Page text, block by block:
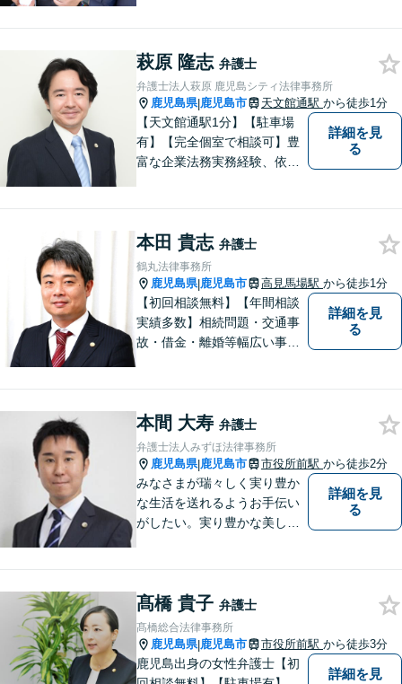
ひお問い合わせください】
【交通事故無料法律相談実施
中・電話相談・オンライン相
談可】
萩原 隆志 弁護士
弁護士法人萩原 鹿児島シティ法律事務所
鹿児島県|鹿児島市 天文館通駅 から徒歩1分
【天文館通駅1分】【駐車場
有】【完全個室で相談可】豊
富な企業法務実務経験、依頼
を傾け、依頼者の悩みに寄り
添って助言や提案を提供して
参ります。 お気軽にご相談く
ださい。
詳細を見
る
本田 貴志 弁護士
鶴丸法律事務所
鹿児島県|鹿児島市 高見馬場駅 から徒歩1分
【初回相談無料】【年間相談
実績多数】相続問題・交通事
故・借金・離婚等幅広い事件
す。困ったらすぐにご相談く
ださい。
詳細を見
る
本間 大寿 弁護士
弁護士法人みずほ法律事務所
鹿児島県|鹿児島市 市役所前駅 から徒歩2分
みなさまが瑞々しく実り豊か
な生活を送れるようお手伝い
がしたい。実り豊かな美しい
なさまと一緒に成長させてい
ただきたい。それが私たち，
みずほ法律事務所の思いで
す。
詳細を見
る
髙橋 貴子 弁護士
髙橋総合法律事務所
鹿児島県|鹿児島市 市役所前駅 から徒歩3分
鹿児島出身の女性弁護士【初
詳細を見